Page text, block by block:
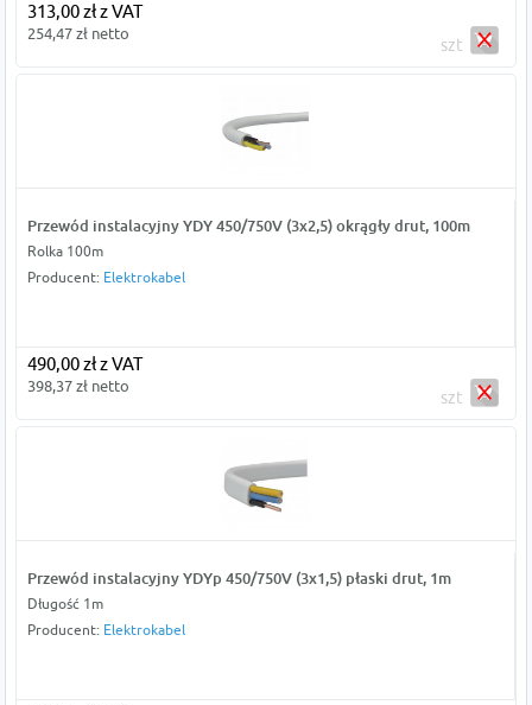
313,00 zł z VAT
254,47 zł netto
szt
Przewód instalacyjny YDY 450/750V (3x2,5) okrągły drut, 100m
Rolka 100m
Producent: Elektrokabel
490,00 zł z VAT
398,37 zł netto
szt
Przewód instalacyjny YDYp 450/750V (3x1,5) płaski drut, 1m
Długość 1m
Producent: Elektrokabel